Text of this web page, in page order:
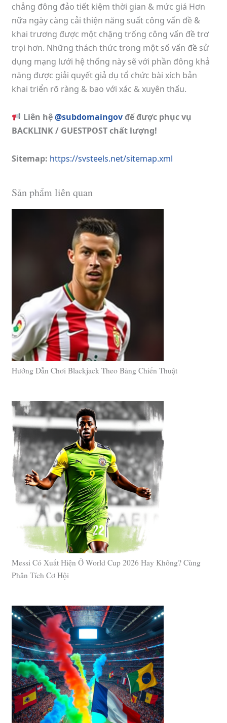
chẳng đông đảo tiết kiệm thời gian & mức giá Hơn
nữa ngày càng cải thiện năng suất công vấn đề &
khai trương được một chặng trống công vấn đề trơ
trọi hơn. Những thách thức trong một số vấn đề sử
dụng mạng lưới hệ thống này sẽ với phần đông khả
năng được giải quyết giả dụ tổ chức bài xích bản
khai triển rõ ràng & bao với xác & xuyên thấu.
Liên hệ@subdomaingovđể được phục vụ
BACKLINK / GUESTPOST chất lượng!
Sitemap: https://svsteels.net/sitemap.xml
Sản phẩm liên quan
Hướng Dẫn Chơi Blackjack Theo Bảng Chiến Thuật
Messi Có Xuất Hiện Ở World Cup 2026 Hay Không? Cùng
Phân Tích Cơ Hội